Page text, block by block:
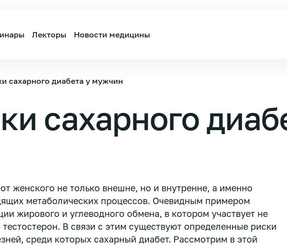
Лекторы Новости медицины
сахарного диабета у мужчин
сахарного
женского не только внешне, но и внутренне, а именно
метаболических процессов. Очевидным примером
жирового и углеводного обмена, в котором участвует не
В связи с этим существуют определенные риски
среди которых сахарный диабет. Рассмотрим в этой